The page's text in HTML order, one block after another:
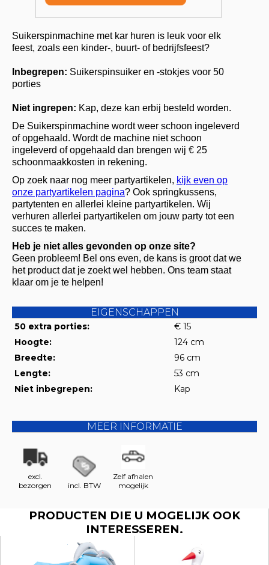
Suikerspinmachine met kar huren is leuk voor elk
feest, zoals een kinder-, buurt- of bedrijfsfeest?
Inbegrepen: Suikerspinsuiker en -stokjes voor 50
porties
Niet ingrepen: Kap, deze kan erbij besteld worden.
De Suikerspinmachine wordt weer schoon ingeleverd
of opgehaald. Wordt de machine niet schoon
ingeleverd of opgehaald dan brengen wij € 25
schoonmaakkosten in rekening.
Op zoek naar nog meer partyartikelen, kijk even op
onze partyartikelen pagina? Ook springkussens,
partytenten en allerlei kleine partyartikelen. Wij
verhuren allerlei partyartikelen om jouw party tot een
succes te maken.
Heb je niet alles gevonden op onze site?
Geen probleem! Bel ons even, de kans is groot dat we
het product dat je zoekt wel hebben. Ons team staat
klaar om je te helpen!
EIGENSCHAPPEN
50 extra porties:
€ 15
Hoogte:
124 cm
Breedte:
96 cm
Lengte:
53 cm
Niet inbegrepen:
Kap
MEER INFORMATIE
excl.
bezorgen
incl. BTW
Zelf afhalen
mogelijk
PRODUCTEN DIE U MOGELIJK OOK
INTERESSEREN.